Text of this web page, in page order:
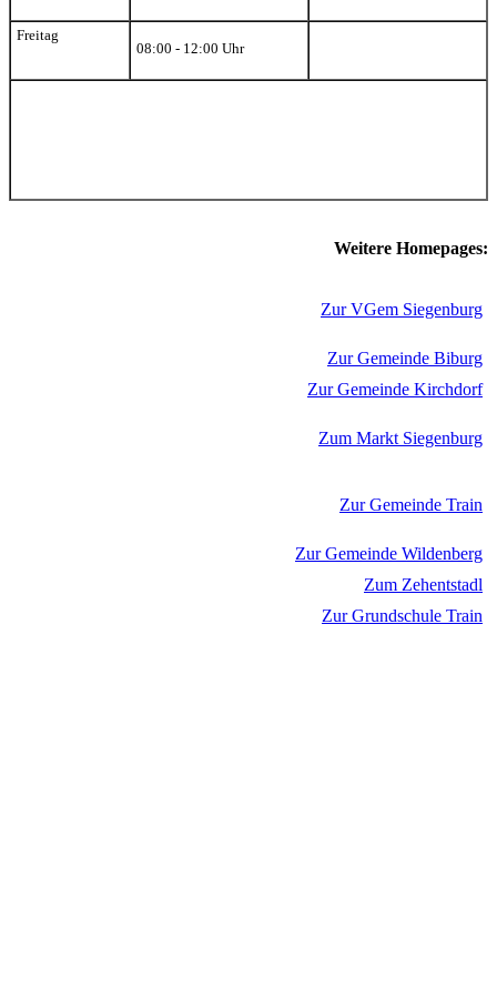
Freitag
08:00 - 12:00 Uhr
Weitere Homepages:
Zur VGem Siegenburg
Zur Gemeinde Biburg
Zur Gemeinde Kirchdorf
Zum Markt Siegenburg
Zur Gemeinde Train
Zur Gemeinde Wildenberg
Zum Zehentstadl
Zur Grundschule Train